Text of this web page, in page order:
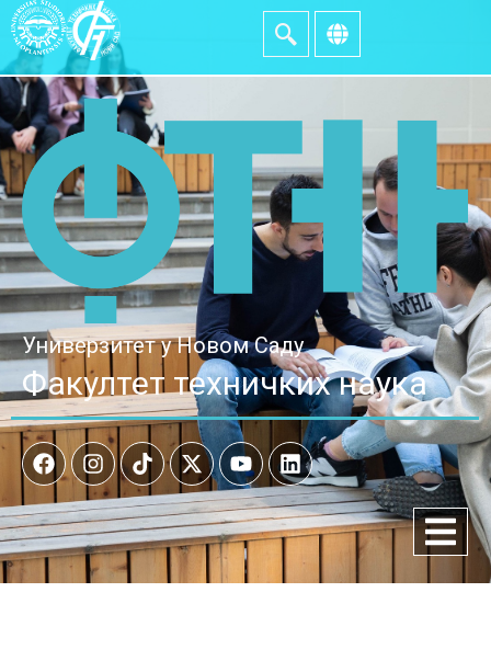
Универзитет у Новом Саду
Факултет техничких наука